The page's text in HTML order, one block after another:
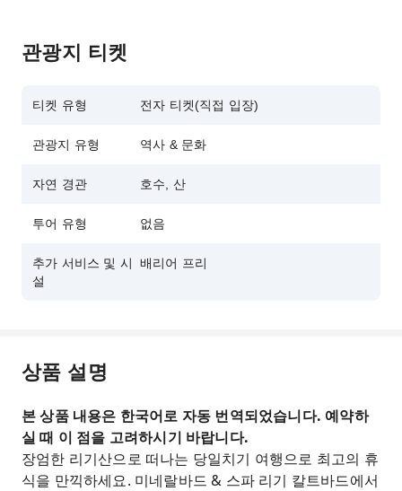
관광지 티켓
티켓 유형 전자 티켓(직접 입장)
관광지 유형 역사 & 문화
자연 경관 호수, 산
투어 유형 없음
추가 서비스 및 시
설
배리어 프리
상품 설명
본 상품 내용은 한국어로 자동 번역되었습니다. 예약하
실 때 이 점을 고려하시기 바랍니다.
장엄한 리기산으로 떠나는 당일치기 여행으로 최고의 휴
식을 만끽하세요. 미네랄바드 & 스파 리기 칼트바드에서